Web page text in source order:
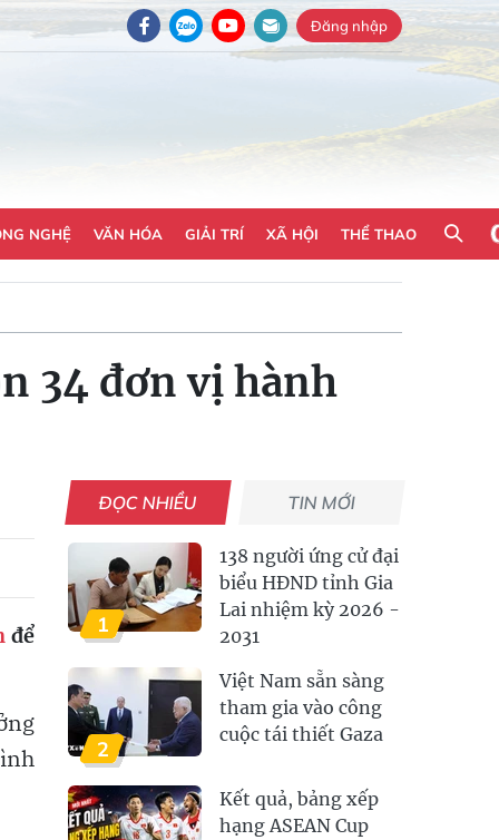
Đăng nhập
NGHỆ VĂN HÓA GIẢI TRÍ XÃ HỘI THỂ THAO
34 đơn vị hành
để
ĐỌC NHIỀU TIN MỚI
1
138 người ứng cử đại
biểu HĐND tỉnh Gia
Lai nhiệm kỳ 2026 -
2031
2
Việt Nam sẵn sàng
tham gia vào công
cuộc tái thiết Gaza
Kết quả, bảng xếp
hạng ASEAN Cup